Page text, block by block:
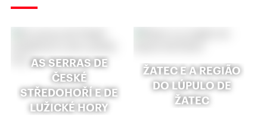
AS SERRAS DE
ČESKÉ
STŘEDOHOŘÍ E DE
LUŽICKÉ HORY
ŽATEC E A REGIÃO
DO LÚPULO DE
ŽATEC